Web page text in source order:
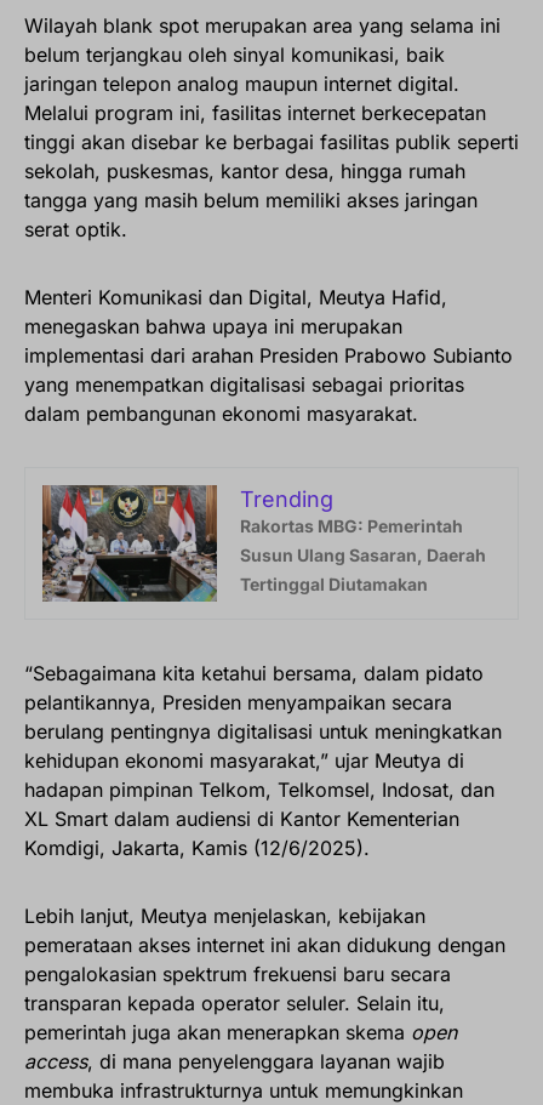
Wilayah blank spot merupakan area yang selama ini
belum terjangkau oleh sinyal komunikasi, baik
jaringan telepon analog maupun internet digital.
Melalui program ini, fasilitas internet berkecepatan
tinggi akan disebar ke berbagai fasilitas publik seperti
sekolah, puskesmas, kantor desa, hingga rumah
tangga yang masih belum memiliki akses jaringan
serat optik.
Menteri Komunikasi dan Digital, Meutya Hafid,
menegaskan bahwa upaya ini merupakan
implementasi dari arahan Presiden Prabowo Subianto
yang menempatkan digitalisasi sebagai prioritas
dalam pembangunan ekonomi masyarakat.
Trending
Rakortas MBG: Pemerintah
Susun Ulang Sasaran, Daerah
Tertinggal Diutamakan
“Sebagaimana kita ketahui bersama, dalam pidato
pelantikannya, Presiden menyampaikan secara
berulang pentingnya digitalisasi untuk meningkatkan
kehidupan ekonomi masyarakat,” ujar Meutya di
hadapan pimpinan Telkom, Telkomsel, Indosat, dan
XL Smart dalam audiensi di Kantor Kementerian
Komdigi, Jakarta, Kamis (12/6/2025).
Lebih lanjut, Meutya menjelaskan, kebijakan
pemerataan akses internet ini akan didukung dengan
pengalokasian spektrum frekuensi baru secara
transparan kepada operator seluler. Selain itu,
pemerintah juga akan menerapkan skema open
access, di mana penyelenggara layanan wajib
membuka infrastrukturnya untuk memungkinkan